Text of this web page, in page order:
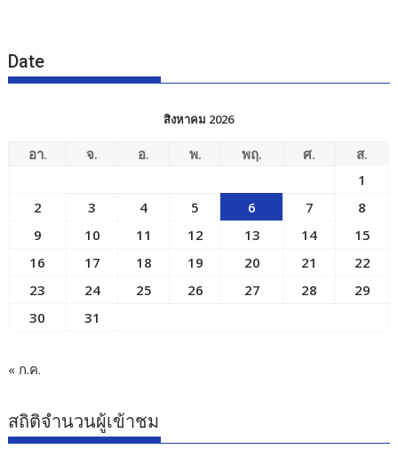
Date
สิงหาคม 2026
อา. จ. อ. พ. พฤ. ศ.
ส.
1
2
3 4 5 6 7
8
9
10 11 12 13 14
15
16
17 18 19 20 21
22
23
24 25 26 27 28
29
30
31
« ก.ค.
สถิติจำนวนผู้เข้าชม